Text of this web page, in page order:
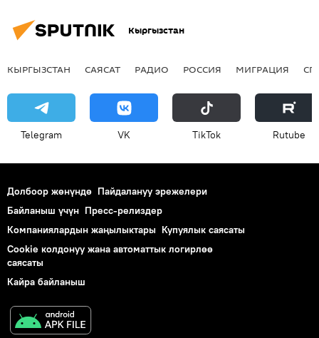
Кыргызстан
КЫРГЫЗСТАН САЯСАТ РАДИО РОССИЯ МИГРАЦИЯ
Telegram VK ТikТоk Rutube
Долбоор жөнүндө Пайдалануу эрежелери
Байланыш үчүн Пресс-релиздер
Компаниялардын жаңылыктары Купуялык саясаты
Cookie колдонуу жана автоматтык логирлөө
саясаты
Кайра байланыш